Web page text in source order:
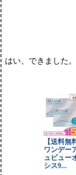
はい、できました。